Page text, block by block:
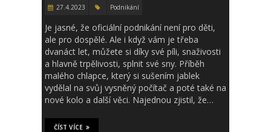
27.4.2023 Podnikání
Je jasné, že oficiální podnikání není pro děti,
ale pro dospělé. Ale i když vám je třeba
dvanáct let, můžete si díky své píli, snaživosti
a hlavně trpělivosti, splnit své sny. Příběh
malého chlapce, který si sušením jablek
vydělal na svůj vysněný počítač a poté také na
nové kolo a další věci. Najednou zjistil, že…
ČÍST VÍCE